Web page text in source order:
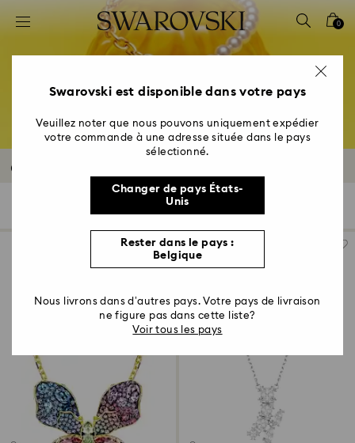
Accesskeys list
2 - Footer
4 - Search results
0
Outlet colliers et pendentifs
Swarovski est disponible dans votre pays
Veuillez noter que nous pouvons uniquement expédier
votre commande à une adresse située dans le pays
sélectionné.
Changer de pays États-
Unis
Rester dans le pays :
Belgique
Nous livrons dans d’autres pays. Votre pays de livraison
ne figure pas dans cette liste?
Voir tous les pays